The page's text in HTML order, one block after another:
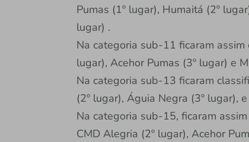
Pumas (1º lugar), Humaitá (2º
lugar) .
Na categoria sub-11 ficaram
lugar), Acehor Pumas (3º lugar) e
Na categoria sub-13 ficaram
(2º lugar), Águia Negra (3º lugar),
Na categoria sub-15, ficaram
CMD Alegria (2º lugar), Acehor